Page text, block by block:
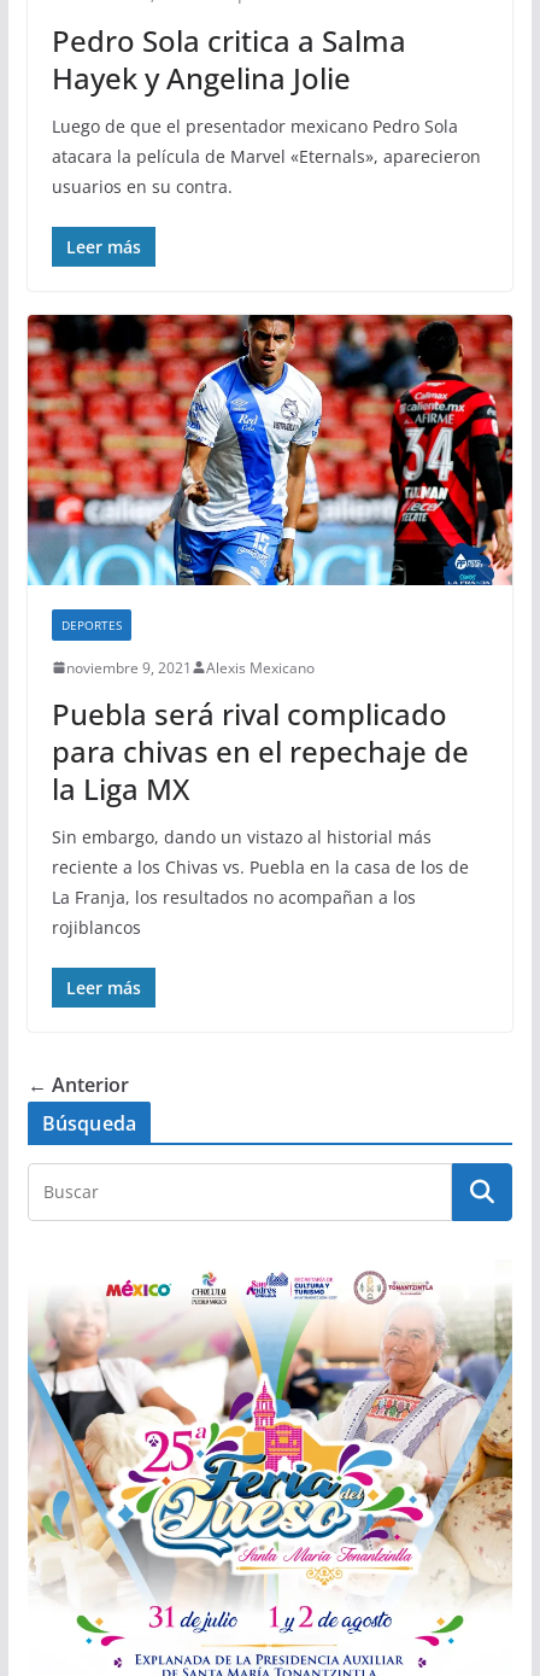
Pedro Sola critica a Salma
Hayek y Angelina Jolie
Luego de que el presentador mexicano Pedro Sola
atacara la película de Marvel «Eternals», aparecieron
usuarios en su contra.
Leer más
DEPORTES
noviembre 9, 2021 Alexis Mexicano
Puebla será rival complicado
para chivas en el repechaje de
la Liga MX
Sin embargo, dando un vistazo al historial más
reciente a los Chivas vs. Puebla en la casa de los de
La Franja, los resultados no acompañan a los
rojiblancos
Leer más
← Anterior
Búsqueda